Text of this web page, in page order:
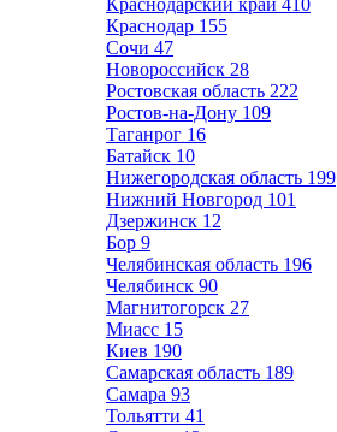
Краснодарский край 410
Краснодар 155
Сочи 47
Новороссийск 28
Ростовская область 222
Ростов-на-Дону 109
Таганрог 16
Батайск 10
Нижегородская область 199
Нижний Новгород 101
Дзержинск 12
Бор 9
Челябинская область 196
Челябинск 90
Магнитогорск 27
Миасс 15
Киев 190
Самарская область 189
Самара 93
Тольятти 41